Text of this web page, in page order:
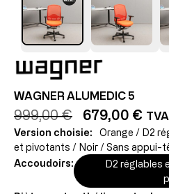
WAGNER ALUMEDIC 5
999,00 € 679,00 €
Version choisie:
Orange / D2
et pivotants / Noir / Sans appui-
Accoudoirs:
D2 réglables